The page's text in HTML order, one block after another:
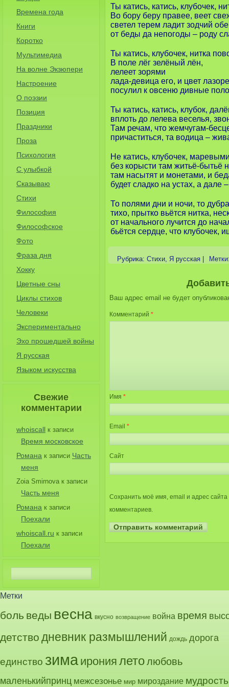
Времена года
Книги
Коротко
Мультимедиа
На волне Экзюпери
Настроение
О поэзии
Позиция
Праздники
Проза
Психология
С улыбкой
Сказываю
Стихи
Философия
Философское
Фото
Фраза дня
Хокку
Цветные сны
Циклы стихов
Человеки
Экспериментально
Эхо прошедшей войны
Я русская
Языком искусства
Свежие
комментарии
whoiscall к записи
Время московское
Романа к записи Часть
меня
Zoia Smirnova к записи
Часть меня
Романа к записи
Поехали
whoiscall.ru к записи
Поехали
Ты катись, катись, клубочек,
Во бору беру правее, веет
светел терем ладит зодчий
от беды да непогоды – роду
Ты катись, клубочек, нитка
В поле лёг зелёный лён,
лелеет зорями
лада-девица его, и цвет
посулил к овсеню дивные
Ты катись, катись, клубок,
вплоть до лелева веселья,
Там речам, что жемчугам-
причаститься, та водица –
Не катись, клубочек,
без корысти там житьё-бытьё
там насытят и монетами, и
будет сладко на устах, а дале
То полями дни и ночи, то
тихо, прытко вьётся нитка,
от начального лучится до
бьётся сердце, что клубочек,
Рубрика: Стихи, Я русская
Ваш адрес email не будет
Комментарий *
Имя *
Email *
Сайт
Сохранить моё имя, email и адрес
комментариев.
Метки
боль веды весна вкусно возвращение война время
детство дневник размышлений дождь дорога
единство зима ирония летолюбовь
маленькийпринц межсезонье мир мироздание мудрость